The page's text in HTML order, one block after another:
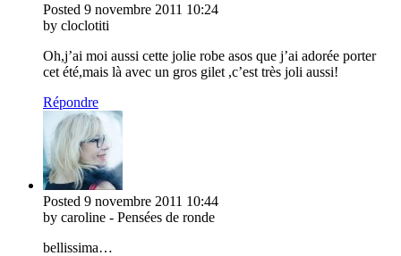
Posted 9 novembre 2011 10:24
by cloclotiti
Oh,j’ai moi aussi cette jolie robe asos que j’ai adorée porter
cet été,mais là avec un gros gilet ,c’est très joli aussi!
Répondre
Posted 9 novembre 2011 10:44
by caroline - Pensées de ronde
bellissima…